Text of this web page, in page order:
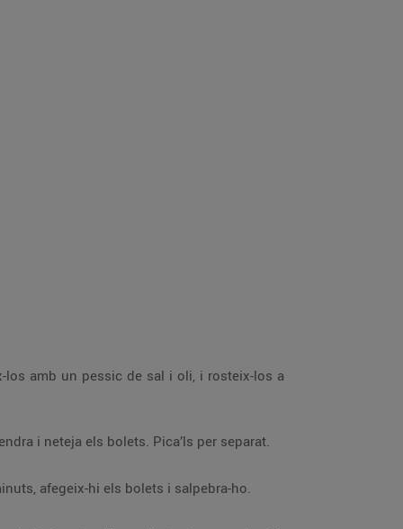
Esbandeix la quinoa i bull-la en abundant aigua salada durant 15 minuts. Escorre-la bé. Pela la ceba tendra i neteja els bolets. Pica’ls per separat.
En una paella àmplia greixada amb dues cullerades d’oli, sofregeix la ceba a foc molt suau durant 5 minuts, afegeix-hi els bolets i salpebra-ho.